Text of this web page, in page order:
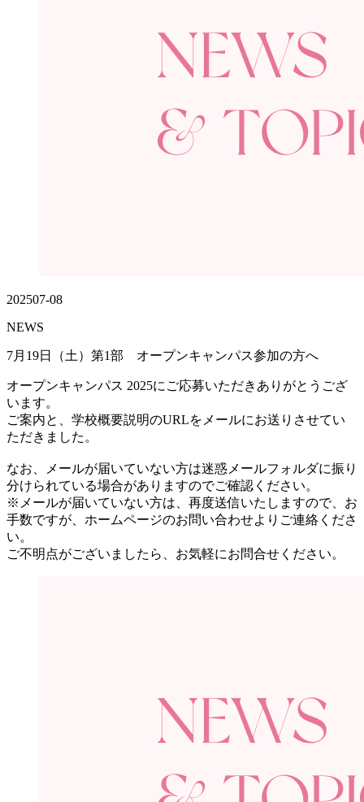
202507-08
NEWS
7月19日（土）第1部 オープンキャンパス参加の方へ
オープンキャンパス 2025にご応募いただきありがとうござ
います。
ご案内と、学校概要説明のURLをメールにお送りさせてい
ただきました。
なお、メールが届いていない方は迷惑メールフォルダに振り
分けられている場合がありますのでご確認ください。
※メールが届いていない方は、再度送信いたしますので、お
手数ですが、ホームページのお問い合わせよりご連絡くださ
い。
ご不明点がございましたら、お気軽にお問合せください。